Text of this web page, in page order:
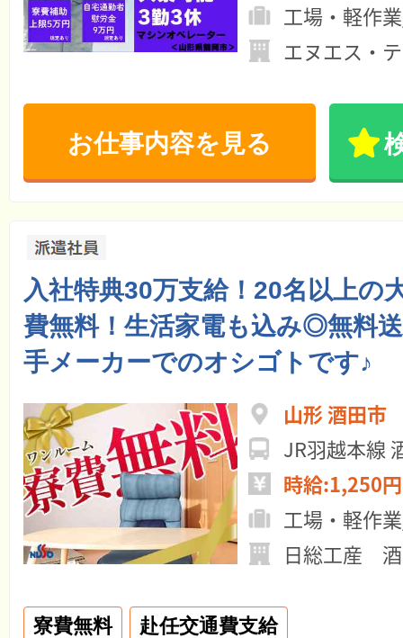
工場・軽作
エヌエス・
お仕事内容を見る
入社特典30万支給！20名以上の
費無料！生活家電も込み◎無料
手メーカーでのオシゴトです♪
山形 酒田市
JR羽越本線
時給:1,250
工場・軽作
日総工産
寮費無料 赴任交通費支給